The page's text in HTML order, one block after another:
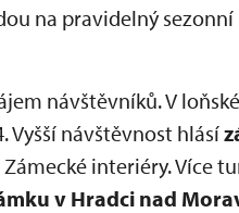
na pravidelný
návštěvníků. V
Vyšší návštěvnost hlásí
interiéry. Více
v Hradci nad